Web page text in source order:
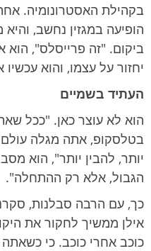
בקהילת האסטרונומיה.
הופיעה במגזין נחשב, והיא
ביקום. "זה פרייסלס",
יחזור על עצמו, והוא
העתיד בשמיים
הוא לא עוצר כאן. "ככל
בטלסקופ, אתה מגלה
יותר, להבין יותר", הוא
הגבול, אלא רק ההתחלה".
כך, עם הרבה סבלנות,
אילן ממשיך לחקור את
כוכב אחרי כוכב. כי